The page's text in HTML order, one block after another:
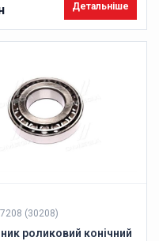
Детальніше
(30208)
роликовий конічний